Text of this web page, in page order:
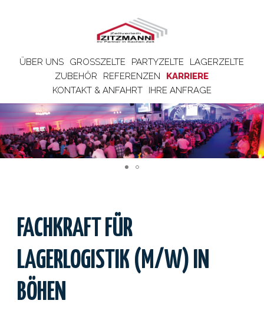
ÜBER UNS GROSSZELTE PARTYZELTE
LAGERZELTE
ZUBEHÖR
REFERENZEN
KARRIERE
KONTAKT & ANFAHRT
IHRE ANFRAGE
FACHKRAFT FÜR
LAGERLOGISTIK (M/W) IN
BÖHEN